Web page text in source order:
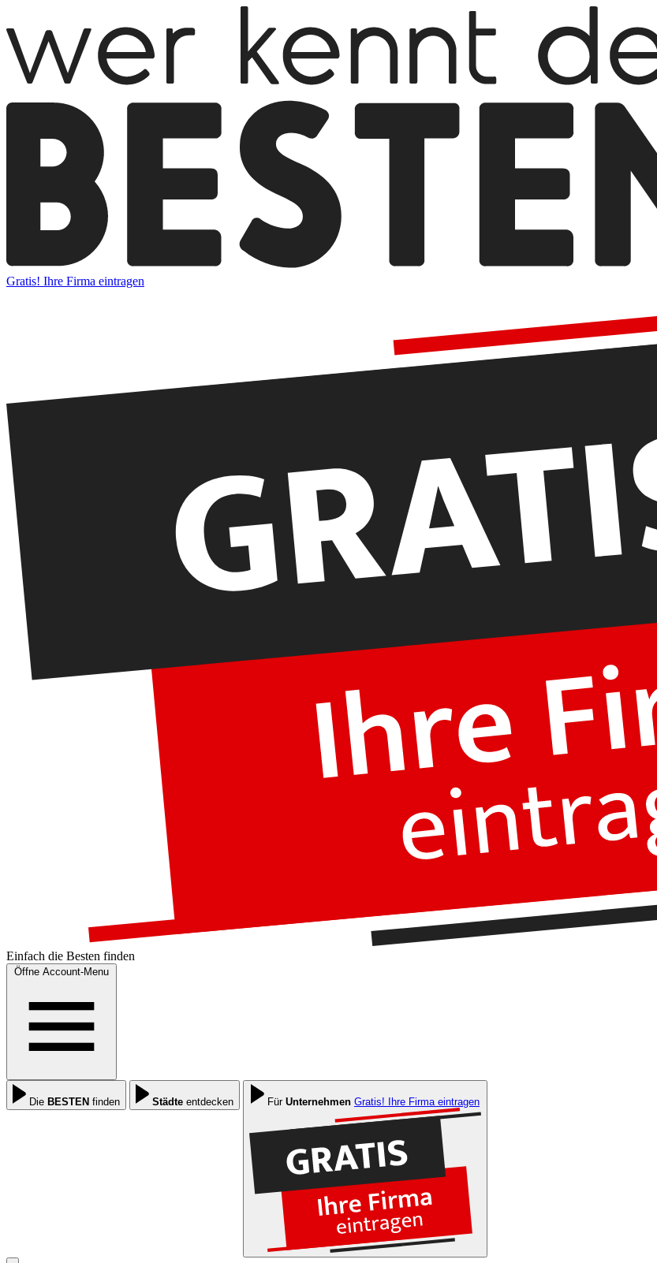
Gratis! Ihre Firma eintragen
Einfach die Besten finden
Öffne Account-Menu
Die BESTEN finden Städte entdecken Für Unternehmen Gratis! Ihre Firma eintragen